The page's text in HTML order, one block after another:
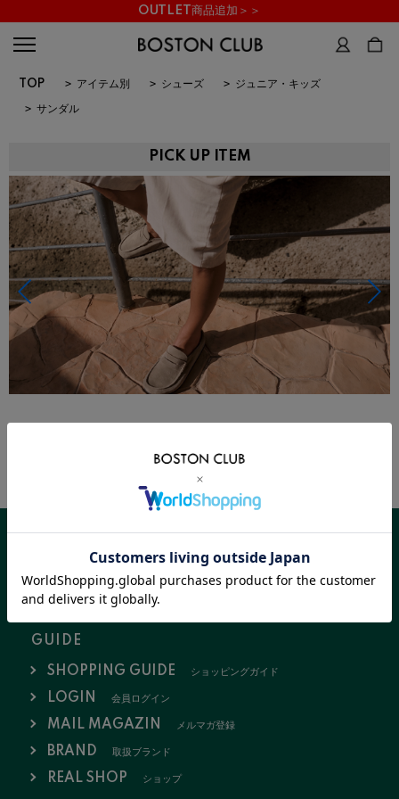
OUTLET商品追加＞＞
TOP > アイテム別 > シューズ > ジュニア・キッズ
> サンダル
PICK UP ITEM
該当商品はありません。
FOLLOW US
新規会員登録はこちら
GUIDE
SHOPPING GUIDE ショッピングガイド
LOGIN 会員ログイン
MAIL MAGAZIN メルマガ登録
BRAND 取扱ブランド
REAL SHOP ショップ